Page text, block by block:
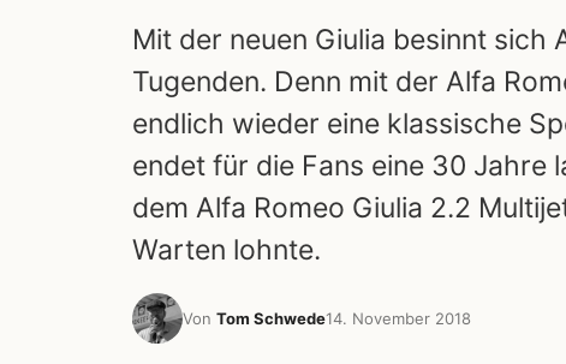
Mit der neuen Giulia besinnt sich
Tugenden. Denn mit der Alfa
endlich wieder eine klassische
endet für die Fans eine 30 Jahre
dem Alfa Romeo Giulia 2.2
Warten lohnte.
Von Tom Schwede14. November 2018